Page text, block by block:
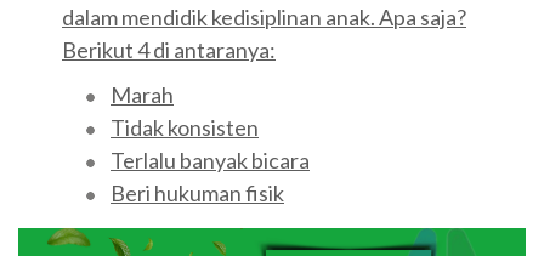
dalam mendidik kedisiplinan anak. Apa saja?
Berikut 4 di antaranya:
Marah
Tidak konsisten
Terlalu banyak bicara
Beri hukuman fisik